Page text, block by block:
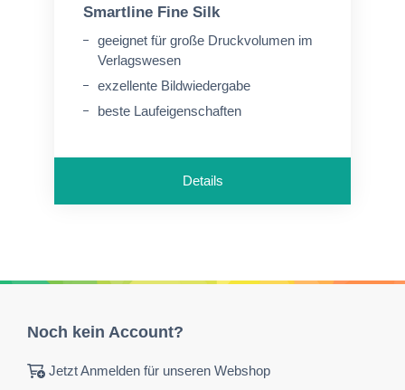
Smartline Fine Silk
geeignet für große Druckvolumen im
Verlagswesen
exzellente Bildwiedergabe
beste Laufeigenschaften
Details
Noch kein Account?
Jetzt Anmelden für unseren Webshop